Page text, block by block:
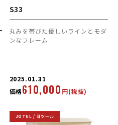
S33
丸みを帯びた優しいラインとモダ
ンなフレーム
2025.01.31
価格610,000 円(税抜)
JOTUL / ヨツール